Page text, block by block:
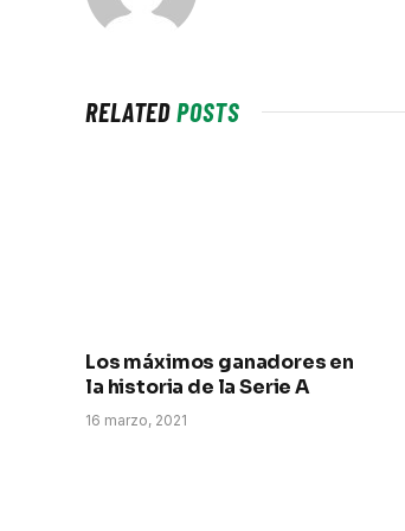
RELATEDPOSTS
Los máximos ganadores en
la historia de la Serie A
16 marzo, 2021